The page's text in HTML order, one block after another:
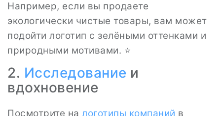
Например, если вы продаете
экологически чистые товары, вам может
подойти логотип с зелёными оттенками и
природными мотивами. ⭐
2. Исследование и
вдохновение
Посмотрите на логотипы компаний в